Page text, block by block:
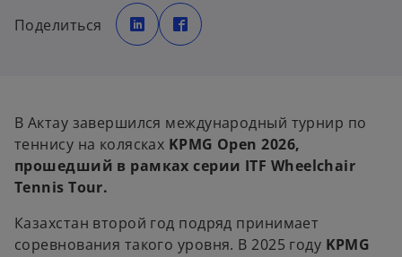
Поделиться
o
p
e
n
t
b
p
e
t
a
b
В Актау завершился международный турнир по
теннису на колясках KPMG Open 2026,
прошедший в рамках серии ITF Wheelchair
Tennis Tour.
Казахстан второй год подряд принимает
соревнования такого уровня. В 2025 году KPMG